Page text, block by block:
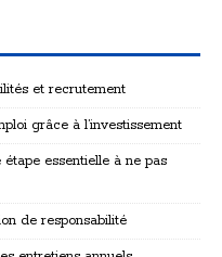
et recrutement
grâce à l’investissement
essentielle à ne pas
de responsabilité